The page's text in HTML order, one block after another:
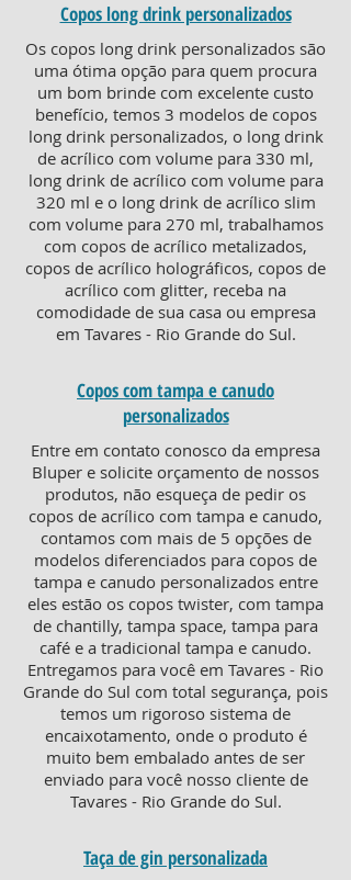
Copos long drink personalizados
Os copos long drink personalizados são
uma ótima opção para quem procura
um bom brinde com excelente custo
benefício, temos 3 modelos de copos
long drink personalizados, o long drink
de acrílico com volume para 330 ml,
long drink de acrílico com volume para
320 ml e o long drink de acrílico slim
com volume para 270 ml, trabalhamos
com copos de acrílico metalizados,
copos de acrílico holográficos, copos de
acrílico com glitter, receba na
comodidade de sua casa ou empresa
em Tavares - Rio Grande do Sul.
Copos com tampa e canudo
personalizados
Entre em contato conosco da empresa
Bluper e solicite orçamento de nossos
produtos, não esqueça de pedir os
copos de acrílico com tampa e canudo,
contamos com mais de 5 opções de
modelos diferenciados para copos de
tampa e canudo personalizados entre
eles estão os copos twister, com tampa
de chantilly, tampa space, tampa para
café e a tradicional tampa e canudo.
Entregamos para você em Tavares - Rio
Grande do Sul com total segurança, pois
temos um rigoroso sistema de
encaixotamento, onde o produto é
muito bem embalado antes de ser
enviado para você nosso cliente de
Tavares - Rio Grande do Sul.
Taça de gin personalizada